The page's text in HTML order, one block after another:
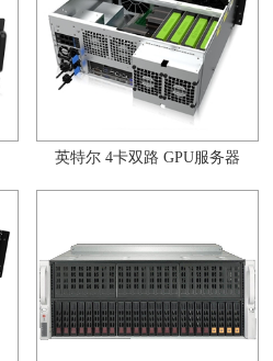
英特尔 4卡双路 GPU服务器